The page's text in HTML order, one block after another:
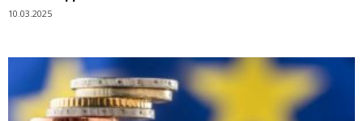
10.03.2025